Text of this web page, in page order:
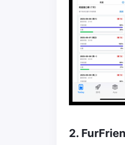
2.